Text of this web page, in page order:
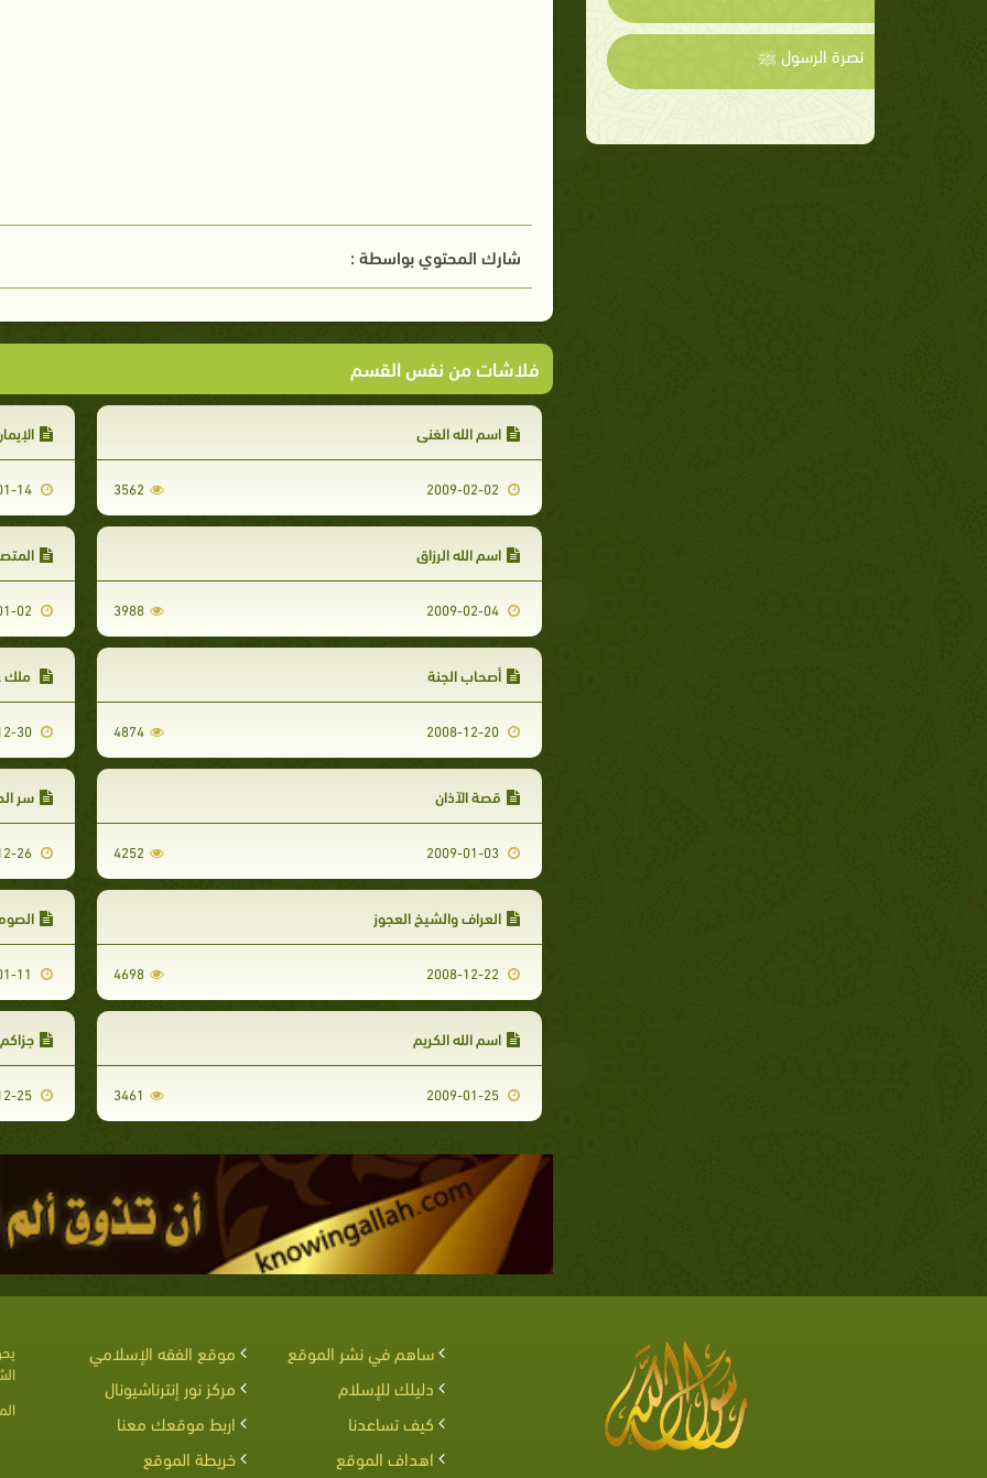
نصرة الرسول ﷺ
شارك المحتوي بواسطة :
فلاشات من نفس القسم
اسم الله الغني
3562
2009-01-14
اسم الله الرزاق
2009-02-04
3988
أصحاب الجنة
2008-12-20
4874
ملك
2008-12-30
قصة الآذان
2009-01-03
4252
سر
2008-12-26
العراف والشيخ العجوز
4698
اسم الله الكريم
2009-01-25
3461
جزاكم
2008-12-25
ساهم في نشر الموقع
موقع الفقه الإسلامي
دليلك للإسلام
مركز نور إنترناشيونال
كيف تساعدنا
اربط موقعك معنا
اهداف الموقع
خريطة الموقع